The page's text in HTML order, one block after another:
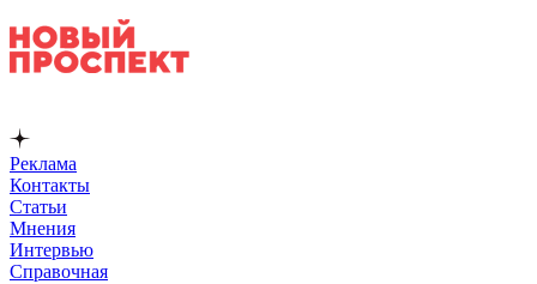
Реклама
Контакты
Статьи
Мнения
Интервью
Справочная